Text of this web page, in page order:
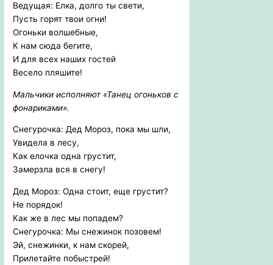
Ведущая: Елка, долго ты свети,
Пусть горят твои огни!
Огоньки волшебные,
К нам сюда бегите,
И для всех наших гостей
Весело пляшите!
Мальчики исполняют «Танец огоньков с
фонариками».
Снегурочка: Дед Мороз, пока мы шли,
Увидела в лесу,
Как елочка одна грустит,
Замерзла вся в снегу!
Дед Мороз: Одна стоит, еще грустит?
Не порядок!
Как же в лес мы попадем?
Снегурочка: Мы снежинок позовем!
Эй, снежинки, к нам скорей,
Прилетайте побыстрей!